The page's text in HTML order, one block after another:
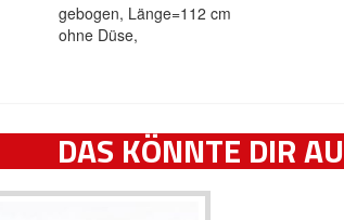
gebogen, Länge=112 cm
ohne Düse,
DAS KÖNNTE DIR